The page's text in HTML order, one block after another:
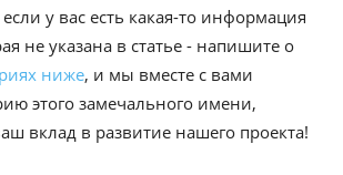
у вас есть какая-то информация
не указана в статье - напишите о
ниже, и мы вместе с вами
этого замечального имени,
вклад в развитие нашего проекта!